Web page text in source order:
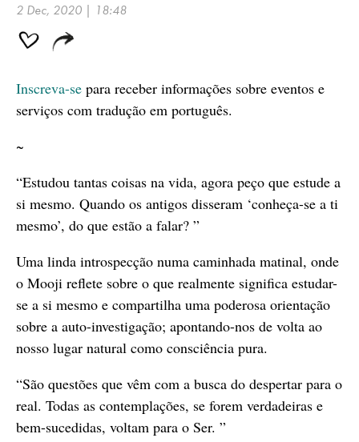
2 Dec, 2020 | 18:48
Inscreva-se para receber informações sobre eventos e
serviços com tradução em português.
~
“Estudou tantas coisas na vida, agora peço que estude a
si mesmo. Quando os antigos disseram ‘conheça-se a ti
mesmo’, do que estão a falar? ”
Uma linda introspecção numa caminhada matinal, onde
o Mooji reflete sobre o que realmente significa estudar-
se a si mesmo e compartilha uma poderosa orientação
sobre a auto-investigação; apontando-nos de volta ao
nosso lugar natural como consciência pura.
“São questões que vêm com a busca do despertar para o
real. Todas as contemplações, se forem verdadeiras e
bem-sucedidas, voltam para o Ser. ”